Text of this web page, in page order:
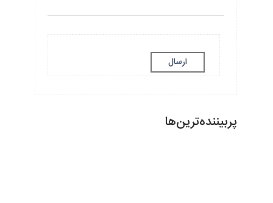
ارسال
پربیننده‌ترین‌ها